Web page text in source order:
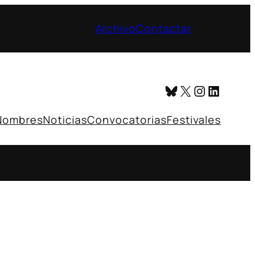
ArchivoContactar
Bluesky
X
NoticiasConvocatoriasFestivales